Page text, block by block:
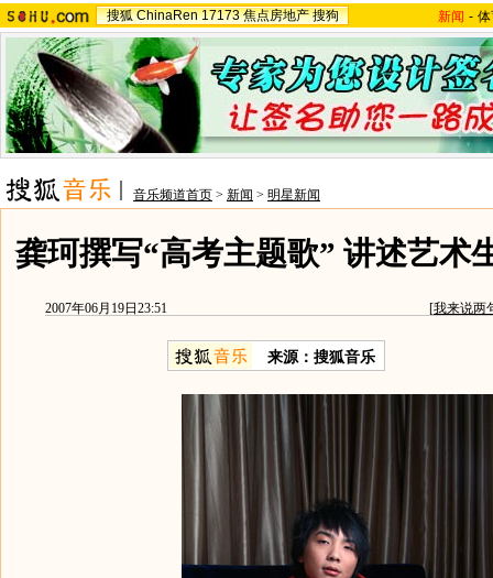
搜狐 ChinaRen 17173 焦点房地产 搜狗 新闻 -
音乐频道首页 > 新闻 > 明星新闻
龚珂撰写“高考主题歌” 讲述艺术
2007年06月19日23:51 [我来说两
来源：搜狐音乐